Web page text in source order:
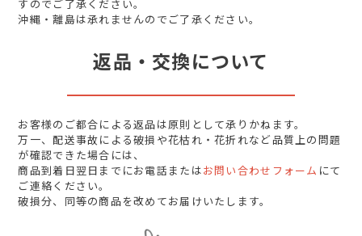
すのでご了承ください。
沖縄・離島は承れませんのでご了承ください。
返品・交換について
お客様のご都合による返品は原則として承りかねます。
万一、配送事故による破損や花枯れ・花折れなど品質上の問題
が確認できた場合には、
商品到着日翌日までにお電話またはお問い合わせフォーム にて
ご連絡ください。
破損分、同等の商品を改めてお届けいたします。